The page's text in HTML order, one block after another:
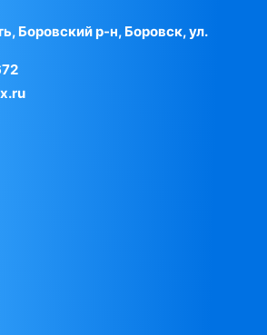
Боровский р-н, Боровск, ул.